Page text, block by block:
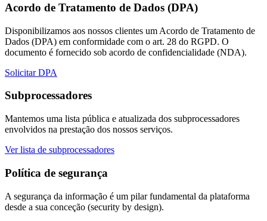
Acordo de Tratamento de Dados (DPA)
Disponibilizamos aos nossos clientes um Acordo de Tratamento de
Dados (DPA) em conformidade com o art. 28 do RGPD. O
documento é fornecido sob acordo de confidencialidade (NDA).
Solicitar DPA
Subprocessadores
Mantemos uma lista pública e atualizada dos subprocessadores
envolvidos na prestação dos nossos serviços.
Ver lista de subprocessadores
Política de segurança
A segurança da informação é um pilar fundamental da plataforma
desde a sua conceção (security by design).